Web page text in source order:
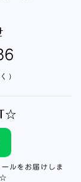
）
ルをお届けしま
☆